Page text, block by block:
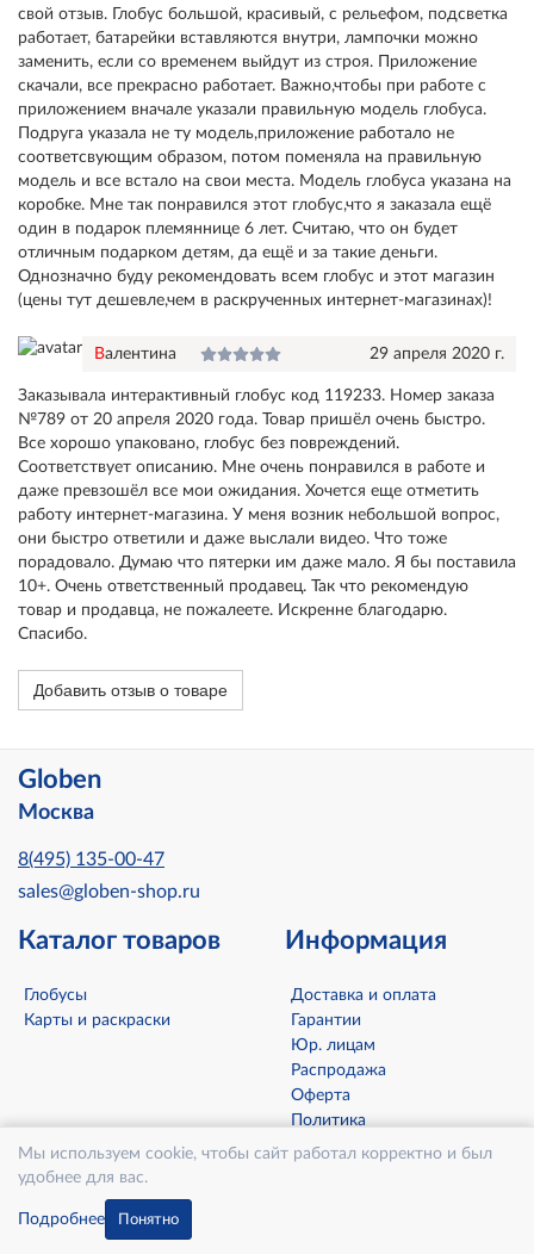
Мы используем cookie, чтобы сайт работал корректно и был
удобнее для вас.
Подробнее Понятно
свой отзыв. Глобус большой, красивый, с рельефом, подсветка
работает, батарейки вставляются внутри, лампочки можно
заменить, если со временем выйдут из строя. Приложение
скачали, все прекрасно работает. Важно,чтобы при работе с
приложением вначале указали правильную модель глобуса.
Подруга указала не ту модель,приложение работало не
соответсвующим образом, потом поменяла на правильную
модель и все встало на свои места. Модель глобуса указана на
коробке. Мне так понравился этот глобус,что я заказала ещё
один в подарок племяннице 6 лет. Считаю, что он будет
отличным подарком детям, да ещё и за такие деньги.
Однозначно буду рекомендовать всем глобус и этот магазин
(цены тут дешевле,чем в раскрученных интернет-магазинах)!
Валентина 29 апреля 2020 г.
Заказывала интерактивный глобус код 119233. Номер заказа
№789 от 20 апреля 2020 года. Товар пришёл очень быстро.
Все хорошо упаковано, глобус без повреждений.
Соответствует описанию. Мне очень понравился в работе и
даже превзошёл все мои ожидания. Хочется еще отметить
работу интернет-магазина. У меня возник небольшой вопрос,
они быстро ответили и даже выслали видео. Что тоже
порадовало. Думаю что пятерки им даже мало. Я бы поставила
10+. Очень ответственный продавец. Так что рекомендую
товар и продавца, не пожалеете. Искренне благодарю.
Спасибо.
Добавить отзыв о товаре
Globen
Москва
8(495) 135-00-47
sales@globen-shop.ru
Каталог товаров
Глобусы
Карты и раскраски
Информация
Доставка и оплата
Гарантии
Юр. лицам
Распродажа
Оферта
Политика
конфиденциальности